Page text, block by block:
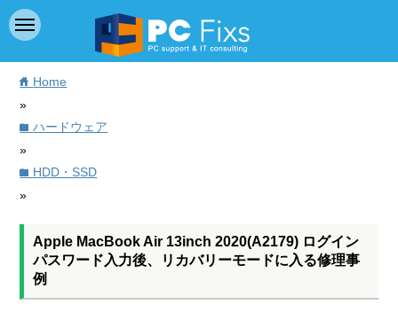
home Home
»
folderハードウェア
»
folder HDD・SSD
»
Apple MacBook Air 13inch 2020(A2179) ログイン
パスワード入力後、リカバリーモードに入る修理事
例